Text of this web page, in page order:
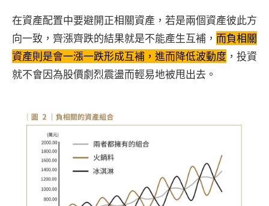
在資產配置中要避開正相關資產，若是兩個資產彼此方
向一致，齊漲齊跌的結果就是不能產生互補， 而負相關
資產則是會一漲一跌形成互補，進而降低波動度 ，投資
就不會因為股價劇烈震盪而輕易地被甩出去。